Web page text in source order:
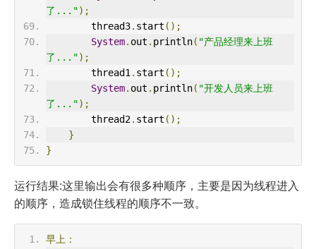
了...");
        thread3
. start ();
System. out . println( "产品经理来上班
了...");
        thread1
. start ();
System. out . println( "开发人员来上班
了...");
        thread2
. start ();
}
}
运行结果:这里输出会有很多种顺序，主要是因为线程进入
的顺序，造成锁住线程的顺序不一致。
早上：